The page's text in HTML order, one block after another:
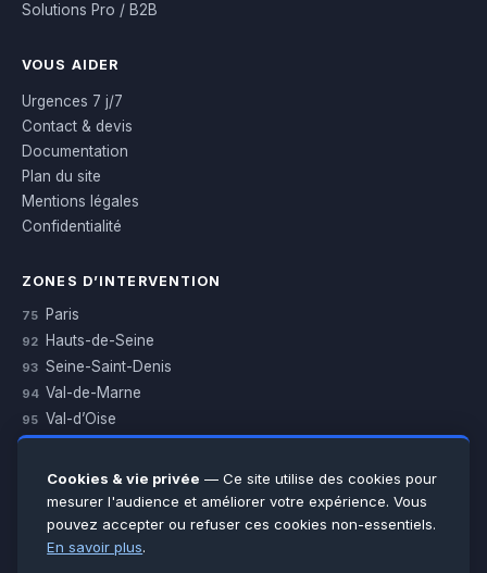
Solutions Pro / B2B
VOUS AIDER
Urgences 7 j/7
Contact & devis
Documentation
Plan du site
Mentions légales
Confidentialité
ZONES D’INTERVENTION
75 Paris
92 Hauts-de-Seine
93 Seine-Saint-Denis
94 Val-de-Marne
95 Val-d’Oise
Essonne
Seine-et-Marne
Voir toutes les villes →
Cookies & vie privée — Ce site utilise des cookies pour
mesurer l'audience et améliorer votre expérience. Vous
pouvez accepter ou refuser ces cookies non-essentiels.
En savoir plus.